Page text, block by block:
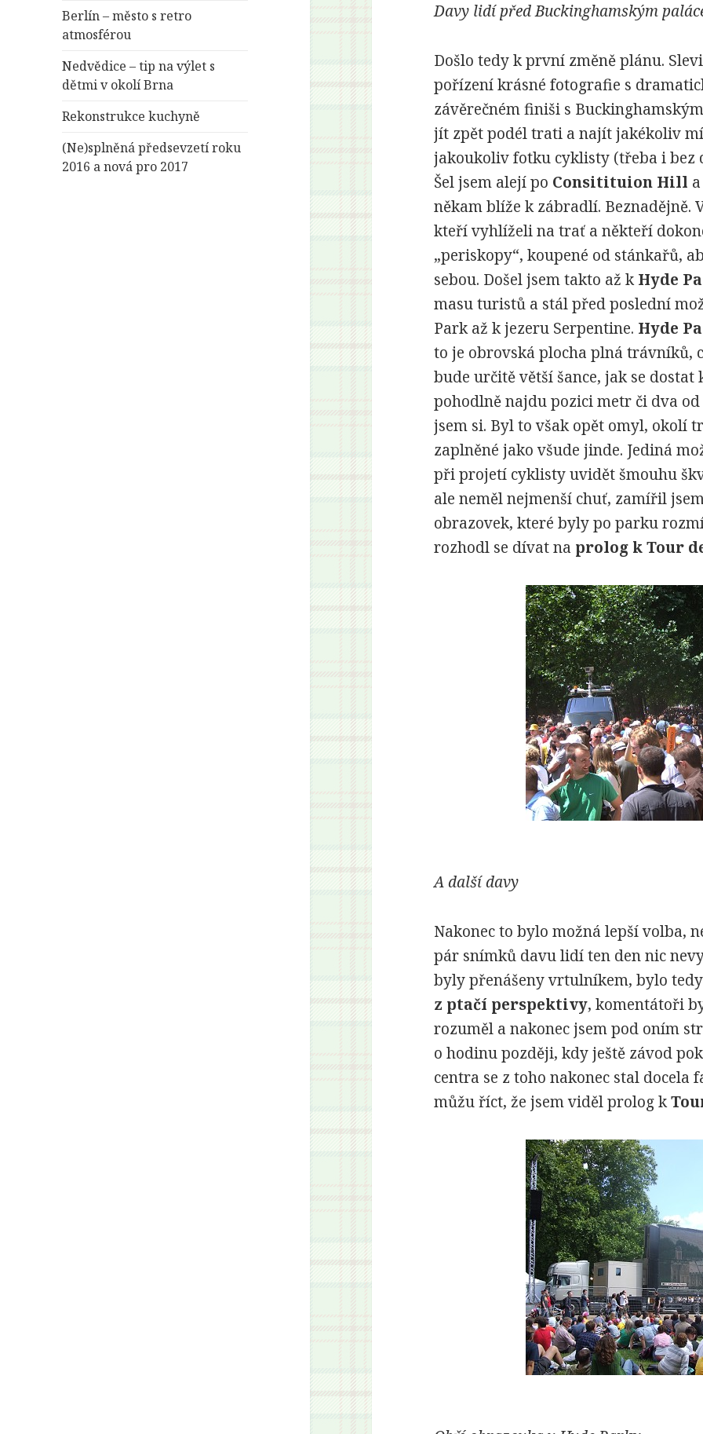
Berlín – město s retro
atmosférou
Nedvědice – tip na výlet s
dětmi v okolí Brna
Rekonstrukce kuchyně
(Ne)splněná předsevzetí roku
2016 a nová pro 2017
Davy lidí před Buckinghamským
Došlo tedy k první změně plánu.
pořízení krásné fotografie s
závěrečném finiši s
jít zpět podél trati a najít jakékoliv
jakoukoliv fotku cyklisty (třeba i bez
Šel jsem alejí po Consitituion Hill
někam blíže k zábradlí. Beznadějně.
kteří vyhlíželi na trať a někteří
„periskopy“, koupené od stánkařů,
sebou. Došel jsem takto až kHyde
masu turistů a stál před poslední
Park až k jezeru Serpentine. Hyde
to je obrovská plocha plná trávníků,
bude určitě větší šance, jak se
pohodlně najdu pozici metr či dva
jsem si. Byl to však opět omyl, okolí
zaplněné jako všude jinde. Jediná
při projetí cyklisty uvidět šmouhu
ale neměl nejmenší chuť, zamířil
obrazovek, které byly po parku
rozhodl se dívat na prolog k Tour
A další davy
Nakonec to bylo možná lepší volba,
pár snímků davu lidí ten den nic
byly přenášeny vrtulníkem, bylo
z ptačí perspektivy, komentátoři
rozuměl a nakonec jsem pod oním
o hodinu později, kdy ještě závod
centra se z toho nakonec stal docela
můžu říct, že jsem viděl prolog k